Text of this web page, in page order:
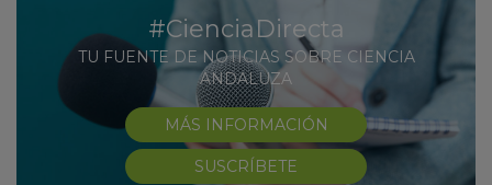
#CienciaDirecta
TU FUENTE DE NOTICIAS SOBRE CIENCIA
ANDALUZA
MÁS INFORMACIÓN
SUSCRÍBETE